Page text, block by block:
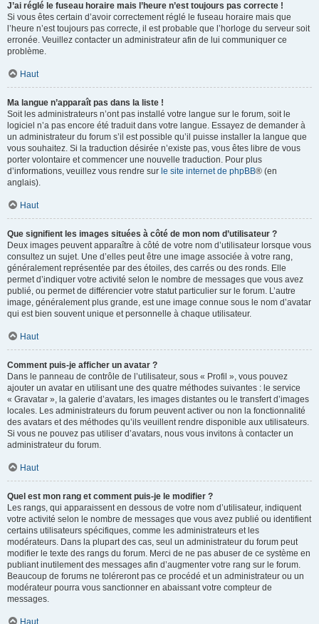
J’ai réglé le fuseau horaire mais l’heure n’est toujours pas correcte !
Si vous êtes certain d’avoir correctement réglé le fuseau horaire mais que
l’heure n’est toujours pas correcte, il est probable que l’horloge du serveur soit
erronée. Veuillez contacter un administrateur afin de lui communiquer ce
problème.
Haut
Ma langue n’apparaît pas dans la liste !
Soit les administrateurs n’ont pas installé votre langue sur le forum, soit le
logiciel n’a pas encore été traduit dans votre langue. Essayez de demander à
un administrateur du forum s’il est possible qu’il puisse installer la langue que
vous souhaitez. Si la traduction désirée n’existe pas, vous êtes libre de vous
porter volontaire et commencer une nouvelle traduction. Pour plus
d’informations, veuillez vous rendre sur le site internet de phpBB® (en
anglais).
Haut
Que signifient les images situées à côté de mon nom d’utilisateur ?
Deux images peuvent apparaître à côté de votre nom d’utilisateur lorsque vous
consultez un sujet. Une d’elles peut être une image associée à votre rang,
généralement représentée par des étoiles, des carrés ou des ronds. Elle
permet d’indiquer votre activité selon le nombre de messages que vous avez
publié, ou permet de différencier votre statut particulier sur le forum. L’autre
image, généralement plus grande, est une image connue sous le nom d’avatar
qui est bien souvent unique et personnelle à chaque utilisateur.
Haut
Comment puis-je afficher un avatar ?
Dans le panneau de contrôle de l’utilisateur, sous « Profil », vous pouvez
ajouter un avatar en utilisant une des quatre méthodes suivantes : le service
« Gravatar », la galerie d’avatars, les images distantes ou le transfert d’images
locales. Les administrateurs du forum peuvent activer ou non la fonctionnalité
des avatars et des méthodes qu’ils veuillent rendre disponible aux utilisateurs.
Si vous ne pouvez pas utiliser d’avatars, nous vous invitons à contacter un
administrateur du forum.
Haut
Quel est mon rang et comment puis-je le modifier ?
Les rangs, qui apparaissent en dessous de votre nom d’utilisateur, indiquent
votre activité selon le nombre de messages que vous avez publié ou identifient
certains utilisateurs spécifiques, comme les administrateurs et les
modérateurs. Dans la plupart des cas, seul un administrateur du forum peut
modifier le texte des rangs du forum. Merci de ne pas abuser de ce système en
publiant inutilement des messages afin d’augmenter votre rang sur le forum.
Beaucoup de forums ne toléreront pas ce procédé et un administrateur ou un
modérateur pourra vous sanctionner en abaissant votre compteur de
messages.
Haut